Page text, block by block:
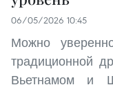
06/05/2026 10:45
Можно
традиционной
Вьетнамом и